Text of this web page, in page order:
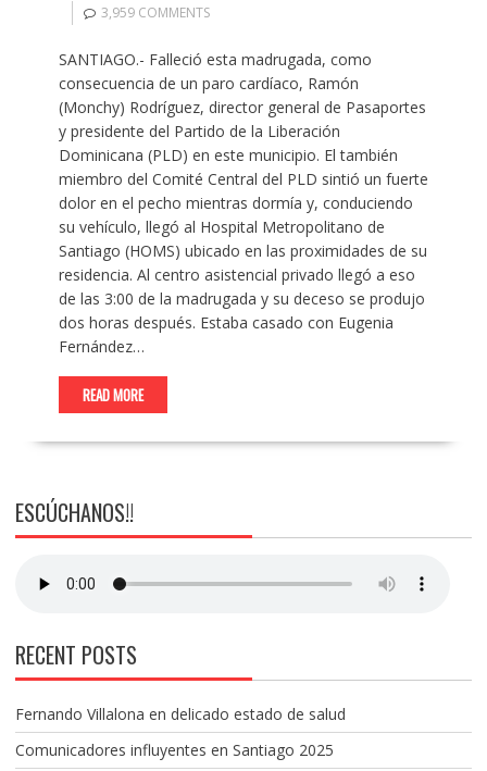
3,959 COMMENTS
SANTIAGO.- Falleció esta madrugada, como
consecuencia de un paro cardíaco, Ramón
(Monchy) Rodríguez, director general de Pasaportes
y presidente del Partido de la Liberación
Dominicana (PLD) en este municipio. El también
miembro del Comité Central del PLD sintió un fuerte
dolor en el pecho mientras dormía y, conduciendo
su vehículo, llegó al Hospital Metropolitano de
Santiago (HOMS) ubicado en las proximidades de su
residencia. Al centro asistencial privado llegó a eso
de las 3:00 de la madrugada y su deceso se produjo
dos horas después. Estaba casado con Eugenia
Fernández…
READ MORE
ESCÚCHANOS!!
RECENT POSTS
Fernando Villalona en delicado estado de salud
Comunicadores influyentes en Santiago 2025